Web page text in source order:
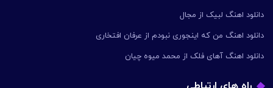
دانلود اهنگ لبیک از مجال
دانلود اهنگ من که اینجوری نبودم از عرفان افتخاری
دانلود اهنگ آهای فلک از محمد میوه چیان